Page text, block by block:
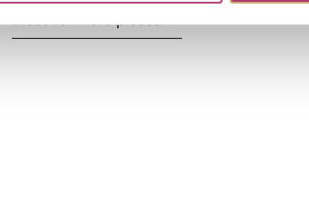
Discover more pieces.